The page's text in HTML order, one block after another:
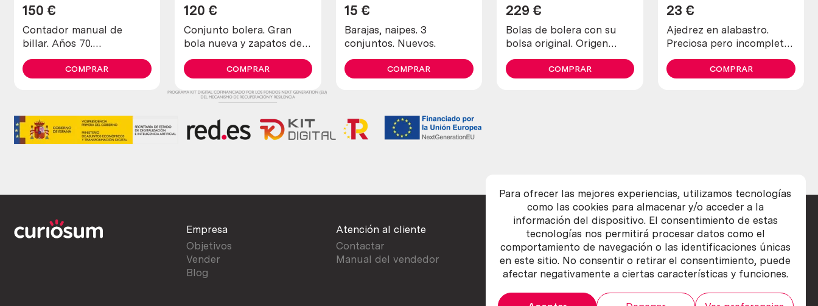
Para ofrecer las mejores experiencias, utilizamos tecnologías
como las cookies para almacenar y/o acceder a la
información del dispositivo. El consentimiento de estas
tecnologías nos permitirá procesar datos como el
comportamiento de navegación o las identificaciones únicas
en este sitio. No consentir o retirar el consentimiento, puede
afectar negativamente a ciertas características y funciones.
Contador manual de
billar. Años 70.
Emblemático objeto.
150 €
COMPRAR
Conjunto bolera. Gran
bola nueva y zapatos de
bolera. Precioso conjunto
vintage.
120 €
COMPRAR
Barajas, naipes. 3
conjuntos. Nuevos.
15 €
COMPRAR
Bolas de bolera con su
bolsa original. Origen
británico. Años 60. Old
bowls
229 €
COMPRAR
Ajedrez en alabastro.
Preciosa pero incompleta
y en mal estado.
23 €
COMPRAR
Empresa
Objetivos
Vender
Blog
Atención al cliente
Contactar
Manual del vendedor